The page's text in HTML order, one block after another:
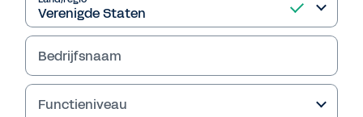
om sneller in te spelen op verandering.
Whitepaper lezen
Bedrijfsnaam
Functieniveau